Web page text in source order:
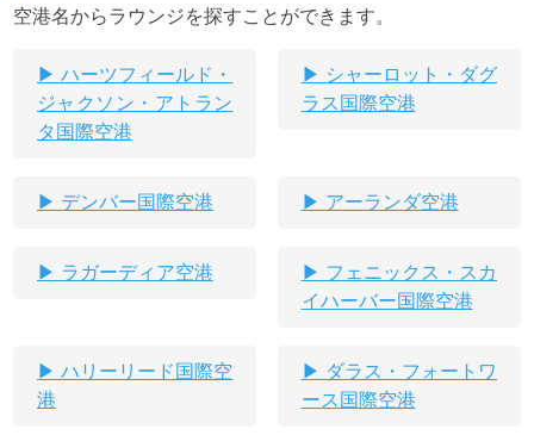
空港名からラウンジを探すことができます。
ハーツフィールド・
ジャクソン・アトラン
タ国際空港
シャーロット・ダグ
ラス国際空港
デンバー国際空港 アーランダ空港
ラガーディア空港
フェニックス・スカ
イハーバー国際空港
ハリーリード国際空
港
ダラス・フォートワ
ース国際空港